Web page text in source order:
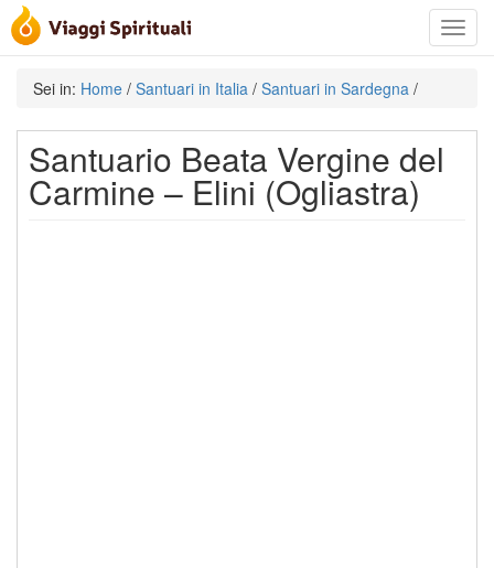
Toggle
Sei in: Home / Santuari in Italia / Santuari in Sardegna /
Santuario Beata Vergine del
Carmine – Elini (Ogliastra)